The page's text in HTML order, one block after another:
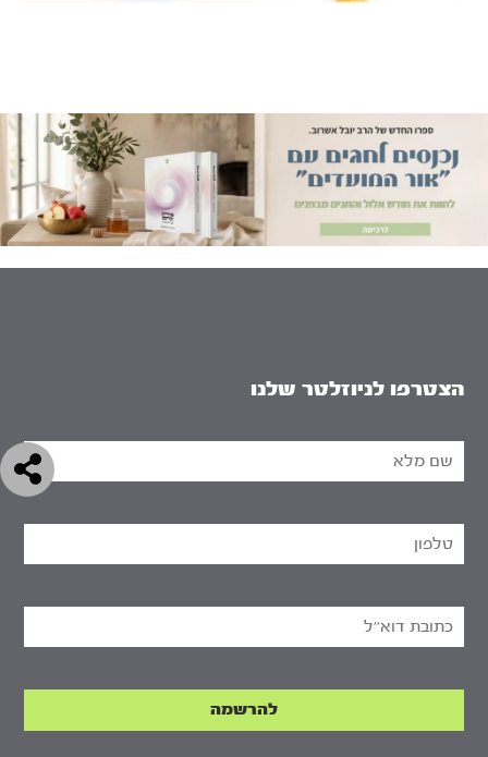
הצטרפו לניוזלטר שלנו